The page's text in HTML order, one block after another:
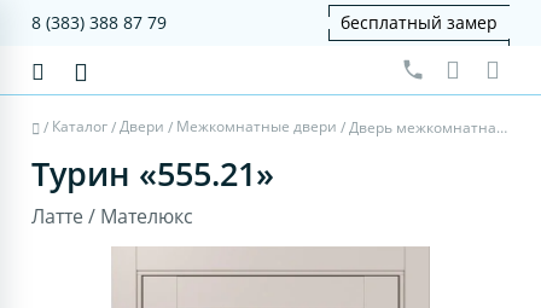
8 (383) 388 87 79 бесплатный замер
/ Каталог/Двери / Межкомнатные двери / Дверь межкомнатная Турин 555.21 - латте, мателюкс
Турин «555.21»
Латте / Мателюкс